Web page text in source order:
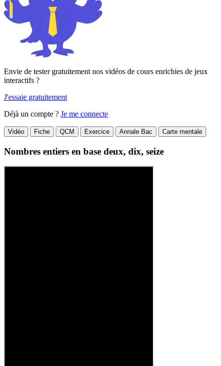
Envie de tester gratuitement nos vidéos de cours enrichies de jeux
interactifs ?
J'essaie gratuitement
Déjà un compte ? Je me connecte
Vidéo Fiche QCM Exercice Annale Bac Carte mentale
Nombres entiers en base deux, dix, seize